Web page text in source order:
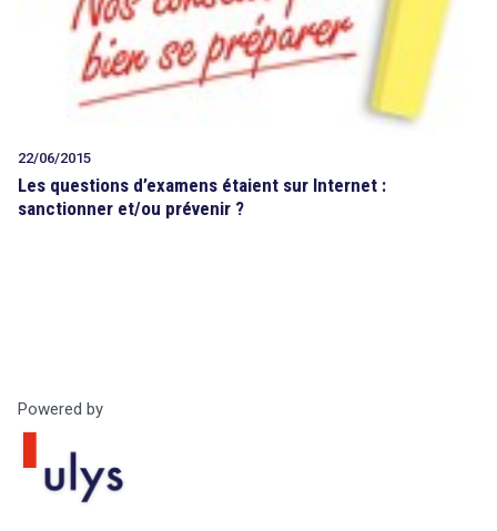
22/06/2015
Les questions d’examens étaient sur Internet :
sanctionner et/ou prévenir ?
Powered by